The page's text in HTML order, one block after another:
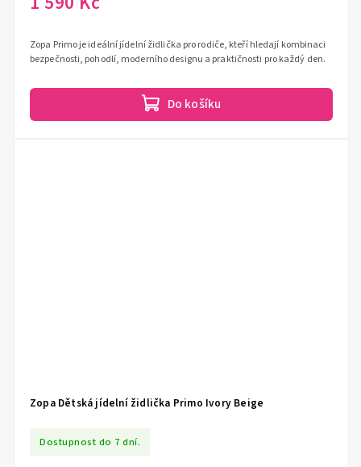
Do košíku
Zopa Primo je ideální jídelní židlička pro rodiče, kteří hledají kombinaci
bezpečnosti, pohodlí, moderního designu a praktičnosti pro každý den.
Zopa Dětská jídelní židlička Primo Ivory Beige
Dostupnost do 7 dní.